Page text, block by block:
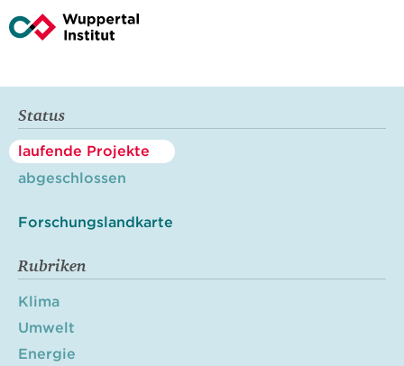
Status
laufende Projekte
abgeschlossen
Forschungslandkarte
Rubriken
Klima
Umwelt
Energie